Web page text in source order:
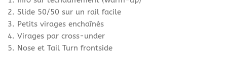
2. Slide 50/50 sur un rail facile
3. Petits virages enchaînés
4. Virages par cross-under
5. Nose et Tail Turn frontside